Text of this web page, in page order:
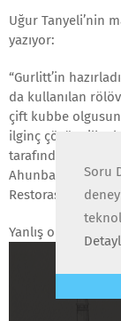
Uğur Tanyeli’nin
yazıyor:
“Gurlitt’in
da kullanılan
çift kubbe
ilginç çözüm ilk
tarafından
Ahunbay,
Restorasyon
Yanlış olduğu
Soru